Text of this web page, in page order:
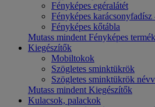
Fényképes egéralátét
Fényképes
Fényképes kőtábla
Mutass mindent Fényképes
Kiegészítők
Mobiltokok
Szögletes sminktükrök
Szögletes sminktükrök
Mutass mindent Kiegészítők
Kulacsok, palackok